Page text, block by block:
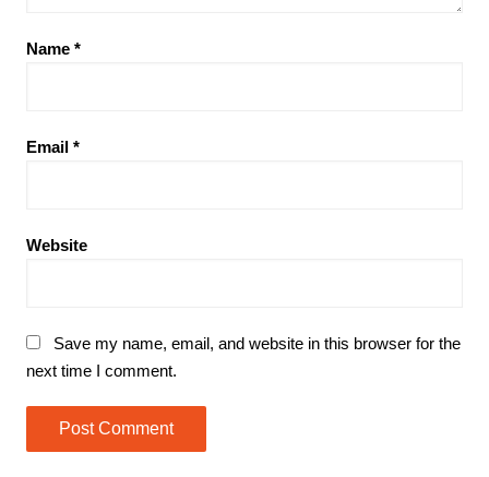
Name *
Email *
Website
Save my name, email, and website in this browser for the
next time I comment.